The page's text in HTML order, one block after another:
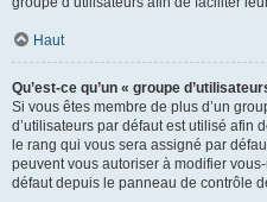
Haut
Qu’est-ce qu’un « groupe
Si vous êtes membre de plus d’un
d’utilisateurs par défaut est utilisé afin
le rang qui vous sera assigné par
peuvent vous autoriser à modifier
défaut depuis le panneau de contrôle